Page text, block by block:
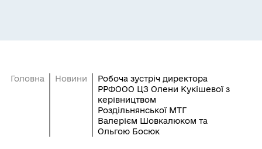
Головна Новини
Робоча зустріч директора
РРФООО ЦЗ Олени Кукішевої з
керівництвом
Роздільнянської МТГ
Валерієм Шовкалюком та
Ольгою Босюк